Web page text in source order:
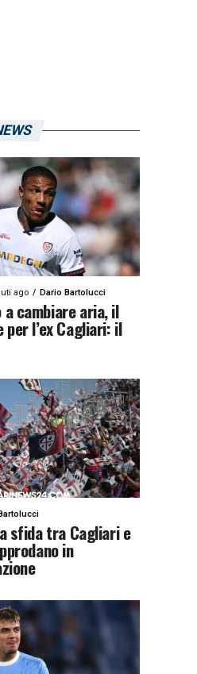
ago Dario Bartolucci
cambiare aria, il
l’ex Cagliari: il
sfida tra Cagliari e
in